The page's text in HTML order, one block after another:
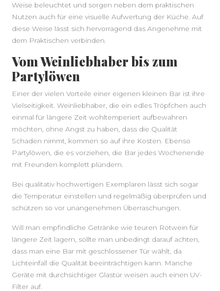
Weise beleuchtet und sorgen neben dem praktischen
Nutzen auch für eine visuelle Aufwertung der Küche. Auf
diese Weise lässt sich hervorragend das Angenehme mit
dem Praktischen verbinden.
Vom Weinliebhaber bis zum
Partylöwen
Einer der vielen Vorteile einer eigenen kleinen Bar ist ihre
Vielseitigkeit. Weinliebhaber, die ein edles Tröpfchen auch
einmal für längere Zeit wohltemperiert aufbewahren
möchten, ohne Angst zu haben, dass die Qualität
Schaden nimmt, kommen so auf ihre Kosten. Ebenso
Partylöwen, die es vorziehen, die Bar jedes Wochenende
mit Freunden komplett plündern.
Bei qualitativ hochwertigen Exemplaren lässt sich sogar
die Temperatur einstellen und regelmäßig überprüfen und
schützen so vor unangenehmen Überraschungen.
Will man empfindliche Getränke wie teuren Rotwein für
längere Zeit lagern, sollte man unbedingt darauf achten,
dass man eine Bar mit geschlossener Tür wählt, da
Lichteinfall die Qualität beeinträchtigen kann. Manche
Geräte mit durchsichtiger Glastür weisen auch einen UV-
Filter auf.